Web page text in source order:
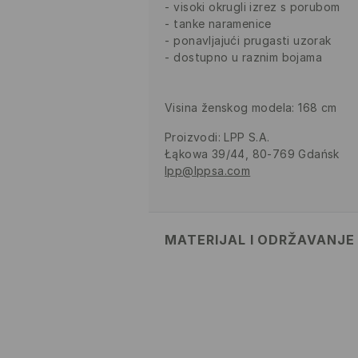
visoki okrugli izrez s porubom
tanke naramenice
ponavljajući prugasti uzorak
dostupno u raznim bojama
Visina ženskog modela: 168 cm
Proizvodi: LPP S.A.
Łąkowa 39/44, 80-769 Gdańsk
lpp@lppsa.com
MATERIJAL I ODRŽAVANJE